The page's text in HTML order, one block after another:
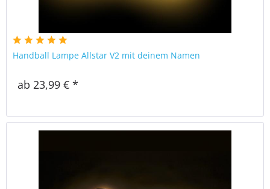
Handball Lampe Allstar V2 mit deinem Namen
ab 23,99 € *